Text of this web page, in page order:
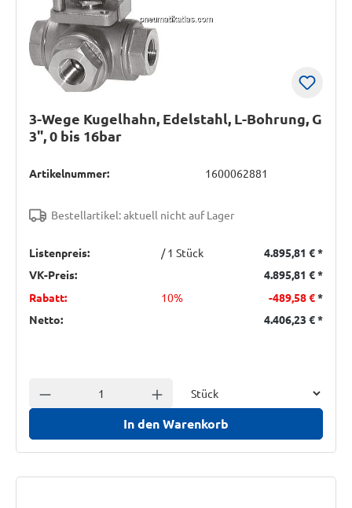
3-Wege Kugelhahn, Edelstahl, L-Bohrung, G
3", 0 bis 16bar
Artikelnummer: 1600062881
Bestellartikel: aktuell nicht auf Lager
Listenpreis: / 1 Stück 4.895,81 €*
VK-Preis:
4.895,81 €*
Rabatt:
10% -489,58 €*
Netto:
4.406,23 €*
Anzahl verringern Anzahl erhöhen
In den Warenkorb